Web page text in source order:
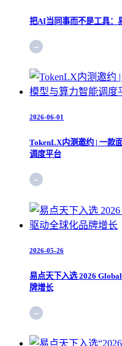
把AI当同事而不是工具：
2026-06-01
TokenLX内测邀约 | 一款
调度平台
2026-05-26
易点天下入选 2026
牌增长